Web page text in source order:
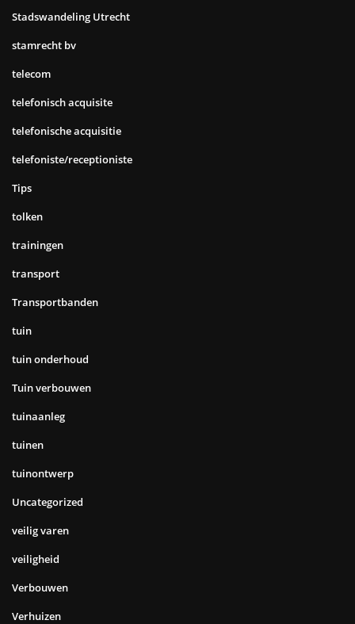
Stadswandeling Utrecht
stamrecht bv
telecom
telefonisch acquisite
telefonische acquisitie
telefoniste/receptioniste
Tips
tolken
trainingen
transport
Transportbanden
tuin
tuin onderhoud
Tuin verbouwen
tuinaanleg
tuinen
tuinontwerp
Uncategorized
veilig varen
veiligheid
Verbouwen
Verhuizen